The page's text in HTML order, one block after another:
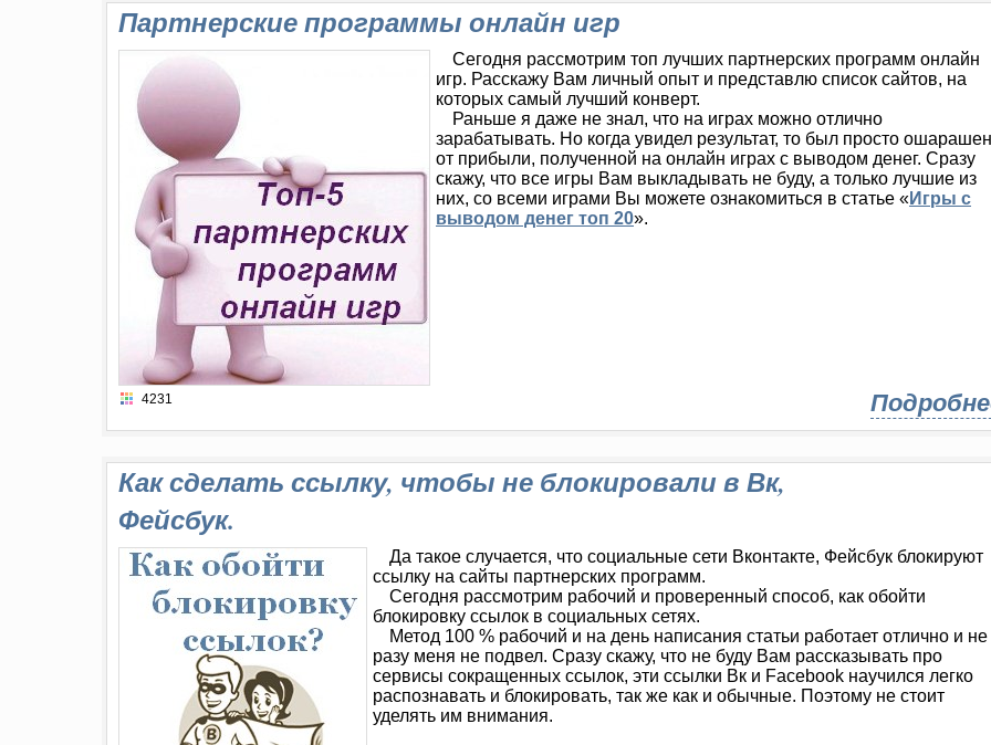
Партнерские программы онлайн игр
Сегодня рассмотрим топ лучших партнерских программ онлайн
игр. Расскажу Вам личный опыт и представлю список сайтов, на
которых самый лучший конверт.
Раньше я даже не знал, что на играх можно отлично
зарабатывать. Но когда увидел результат, то был просто ошарашен
от прибыли, полученной на онлайн играх с выводом денег. Сразу
скажу, что все игры Вам выкладывать не буду, а только лучшие из
них, со всеми играми Вы можете ознакомиться в статье «Игры с
выводом денег топ 20».
4231
Как сделать ссылку, чтобы не блокировали в Вк,
Фейсбук.
Да такое случается, что социальные сети Вконтакте, Фейсбук блокируют
ссылку на сайты партнерских программ.
Сегодня рассмотрим рабочий и проверенный способ, как обойти
блокировку ссылок в социальных сетях.
Метод 100 % рабочий и на день написания статьи работает отлично и не
разу меня не подвел. Сразу скажу, что не буду Вам рассказывать про
сервисы сокращенных ссылок, эти ссылки Вк и Facebook научился легко
распознавать и блокировать, так же как и обычные. Поэтому не стоит
уделять им внимания.